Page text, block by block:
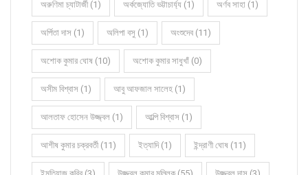
অরুণিমা চ্যাটার্জী (1) অর্কজ্যোতি ভট্টাচার্য্য (1) অর্ণব সাহা (1)
অর্পিতা দাস (1) অলিপা বসু (1) অংশুদেব (11)
অশোক কুমার ঘোষ (10) অশোক কুমার সাধুখাঁ (0)
অসীম বিশ্বাস (1) আবু আফজাল সালেহ (1)
আলতাফ হোসেন উজ্জ্বল (1) আল্পি বিশ্বাস (1)
আশীষ কুমার চক্রবর্তী (11) ইত্যাদি (1) ইন্দ্রাণী ঘোষ (11)